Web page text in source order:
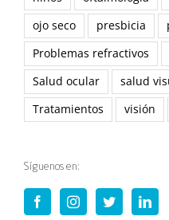
ojo seco
presbicia
Problemas refractivos
Salud ocular
salud
Tratamientos
visión
Síguenos en: